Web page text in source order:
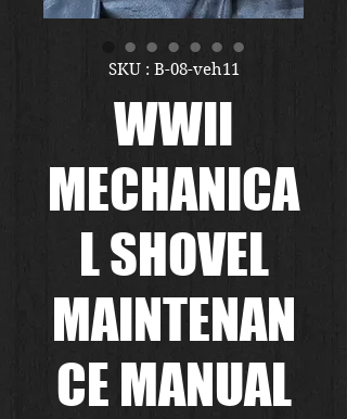
SKU : B-08-veh11
WWII
MECHANICA
L SHOVEL
MAINTENAN
CE MANUAL